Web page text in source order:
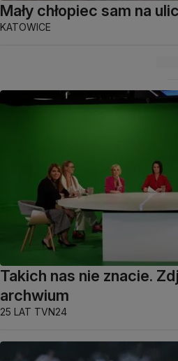
Mały chłopiec sam na
KATOWICE
Takich nas nie znacie.
archwium
25 LAT TVN24